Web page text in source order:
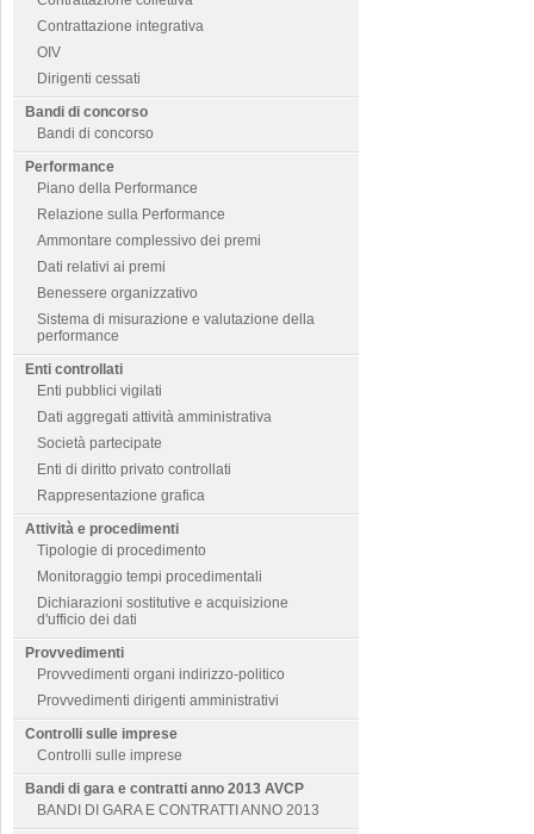
Contrattazione integrativa
OIV
Dirigenti cessati
Bandi di concorso
Bandi di concorso
Performance
Piano della Performance
Relazione sulla Performance
Ammontare complessivo dei premi
Dati relativi ai premi
Benessere organizzativo
Sistema di misurazione e valutazione della
performance
Enti controllati
Enti pubblici vigilati
Dati aggregati attività amministrativa
Società partecipate
Enti di diritto privato controllati
Rappresentazione grafica
Attività e procedimenti
Tipologie di procedimento
Monitoraggio tempi procedimentali
Dichiarazioni sostitutive e acquisizione
d'ufficio dei dati
Provvedimenti
Provvedimenti organi indirizzo-politico
Provvedimenti dirigenti amministrativi
Controlli sulle imprese
Controlli sulle imprese
Bandi di gara e contratti anno 2013 AVCP
BANDI DI GARA E CONTRATTI ANNO 2013